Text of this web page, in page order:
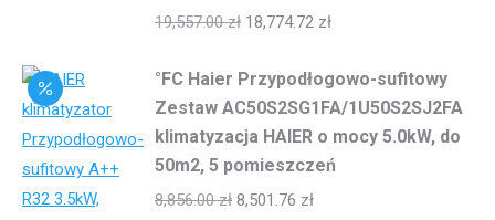
19,557.00zł 18,774.72 zł
°FC Haier Przypodłogowo-sufitowy
Zestaw AC50S2SG1FA/1U50S2SJ2FA
klimatyzacja HAIER o mocy 5.0kW, do
50m2, 5 pomieszczeń
8,856.00zł 8,501.76 zł